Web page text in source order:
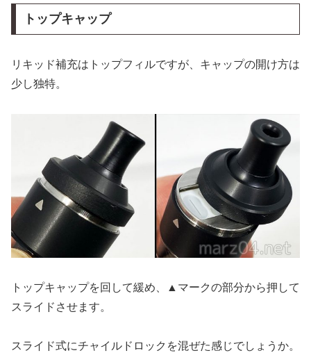
トップキャップ
リキッド補充はトップフィルですが、キャップの開け方は
少し独特。
トップキャップを回して緩め、▲マークの部分から押して
スライドさせます。
スライド式にチャイルドロックを混ぜた感じでしょうか。